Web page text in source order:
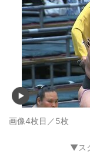
画像4枚目／5枚
▼ス